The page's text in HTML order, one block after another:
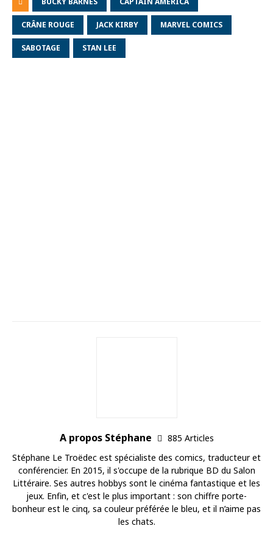
CRÂNE ROUGE JACK KIRBY MARVEL COMICS
SABOTAGE STAN LEE
A propos Stéphane
885 Articles
Stéphane Le Troëdec est spécialiste des comics, traducteur et
conférencier. En 2015, il s'occupe de la rubrique BD du Salon
Littéraire. Ses autres hobbys sont le cinéma fantastique et les
jeux. Enfin, et c'est le plus important : son chiffre porte-
bonheur est le cinq, sa couleur préférée le bleu, et il n’aime pas
les chats.